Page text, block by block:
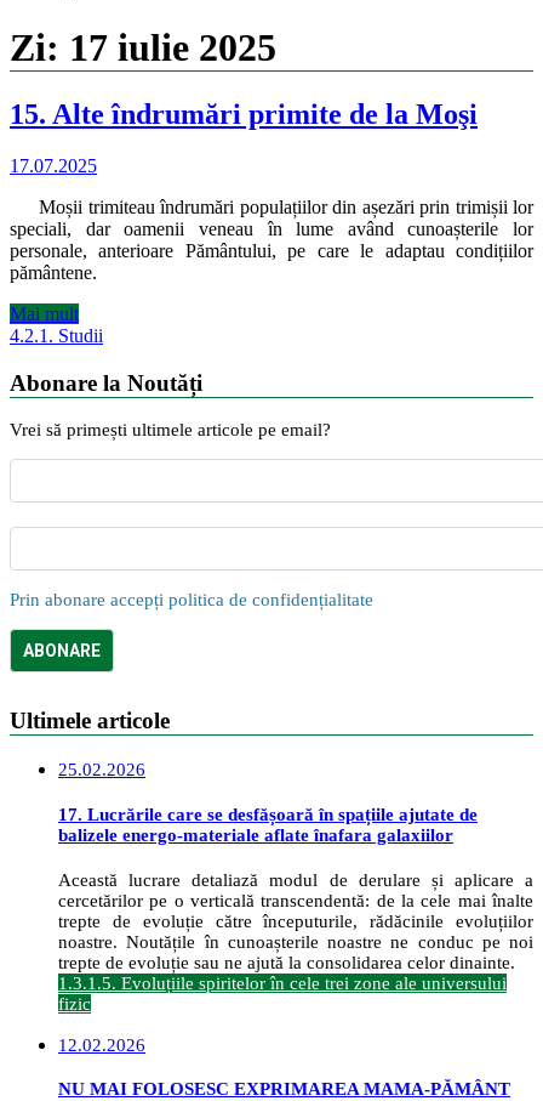
Zi: 17 iulie 2025
15. Alte îndrumări primite de la Moşi
17.07.2025
Moșii trimiteau îndrumări populațiilor din așezări prin trimișii lor
speciali, dar oamenii veneau în lume având cunoașterile lor
personale, anterioare Pământului, pe care le adaptau condițiilor
pământene.
Mai mult
4.2.1. Studii
Abonare la Noutăți
Vrei să primești ultimele articole pe email?
Prin abonare accepți politica de confidențialitate
Ultimele articole
25.02.2026
17. Lucrările care se desfășoară în spațiile ajutate de
balizele energo-materiale aflate înafara galaxiilor
Această lucrare detaliază modul de derulare și aplicare a
cercetărilor pe o verticală transcendentă: de la cele mai înalte
trepte de evoluție către începuturile, rădăcinile evoluțiilor
noastre. Noutățile în cunoașterile noastre ne conduc pe noi
trepte de evoluție sau ne ajută la consolidarea celor dinainte.
1.3.1.5. Evoluțiile spiritelor în cele trei zone ale universului
fizic
12.02.2026
NU MAI FOLOSESC EXPRIMAREA MAMA-PĂMÂNT